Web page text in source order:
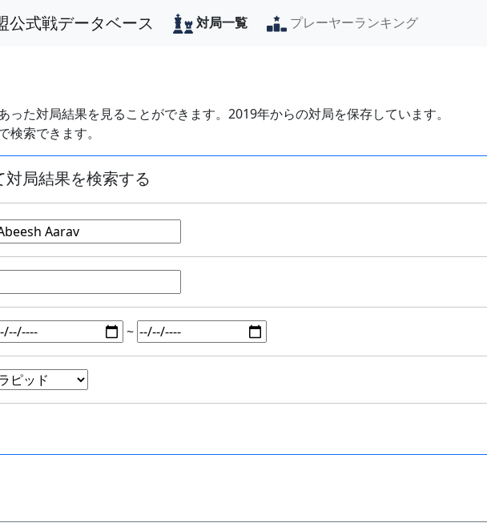
公式戦データベース 対局一覧 プレーヤーランキング
った対局結果を見ることができます。2019年からの対局を保存しています。
検索できます。
局結果を検索する
~